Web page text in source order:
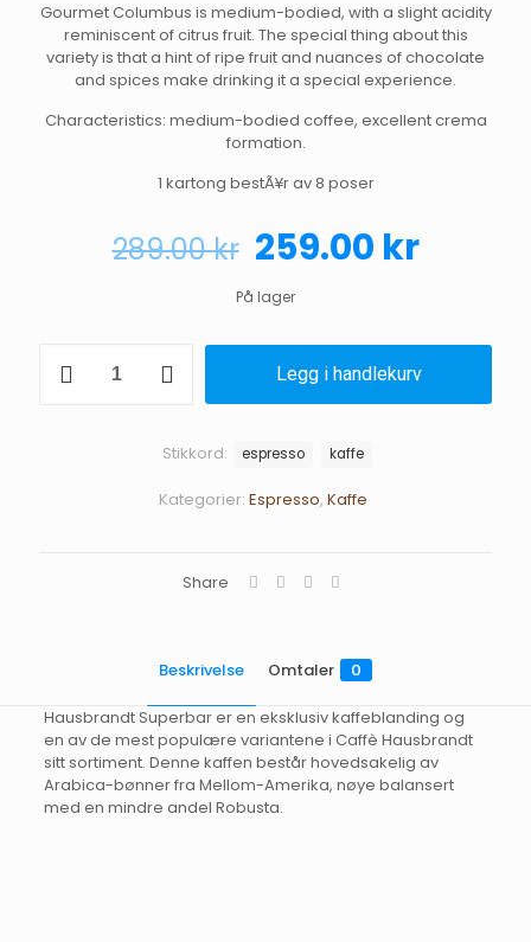
Gourmet Columbus is medium-bodied, with a slight acidity
reminiscent of citrus fruit. The special thing about this
variety is that a hint of ripe fruit and nuances of chocolate
and spices make drinking it a special experience.
Characteristics: medium-bodied coffee, excellent crema
formation.
1 kartong bestÃ¥r av 8 poser
289.00kr Opprinnelig
pris
var:
289.00 kr.
259.00 kr
På lager
Superbar
Legg i handlekurv
Kategorier: Espresso, Kaffe
Stikkord: espresso kaffe
Share
Beskrivelse Omtaler 0
Hausbrandt Superbar er en eksklusiv kaffeblanding og
en av de mest populære variantene i Caffè Hausbrandt
sitt sortiment. Denne kaffen består hovedsakelig av
Arabica-bønner fra Mellom-Amerika, nøye balansert
med en mindre andel Robusta.